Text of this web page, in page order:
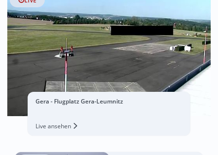
Gera - Flugplatz Gera-Leumnitz
Live ansehen